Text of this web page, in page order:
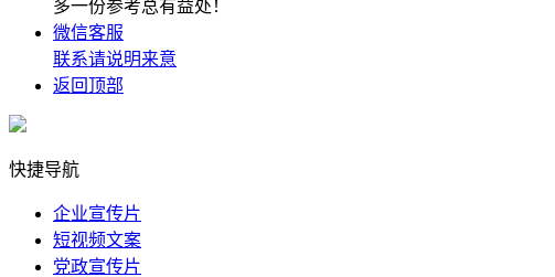
多一份参考总有益处！
微信客服
联系请说明来意
返回顶部
快捷导航
企业宣传片
短视频文案
党政宣传片